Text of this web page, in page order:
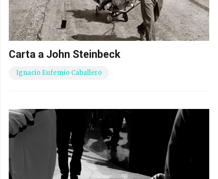
Carta a John Steinbeck
Ignacio Eufemio Caballero